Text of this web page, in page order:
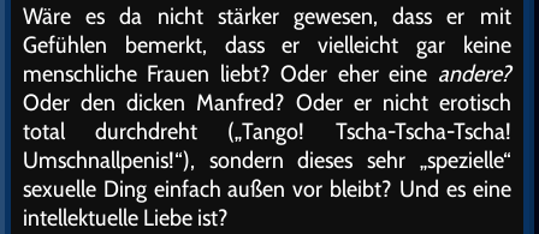
Wäre es da nicht stärker gewesen, dass er mit
Gefühlen bemerkt, dass er vielleicht gar keine
menschliche Frauen liebt? Oder eher eine andere?
Oder den dicken Manfred? Oder er nicht erotisch
total durchdreht („Tango! Tscha-Tscha-Tscha!
Umschnallpenis!“), sondern dieses sehr „spezielle“
sexuelle Ding einfach außen vor bleibt? Und es eine
intellektuelle Liebe ist?